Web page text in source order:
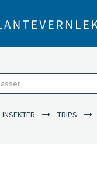
INSEKTER TRIPS